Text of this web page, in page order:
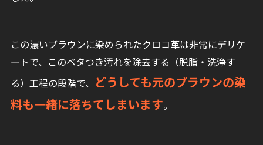
この濃いブラウンに染められたクロコ革は非常にデリケ
ートで、このベタつき汚れを除去する（脱脂・洗浄す
る）工程の段階で、 どうしても元のブラウンの染
料も一緒に落ちてしまいます。